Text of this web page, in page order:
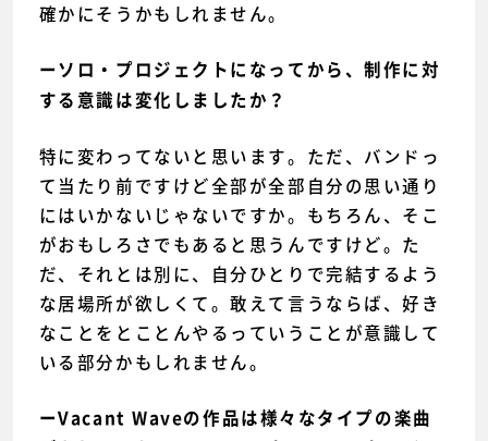
確かにそうかもしれません。
ーソロ・プロジェクトになってから、制作に対
する意識は変化しましたか？
特に変わってないと思います。ただ、バンドっ
て当たり前ですけど全部が全部自分の思い通り
にはいかないじゃないですか。もちろん、そこ
がおもしろさでもあると思うんですけど。た
だ、それとは別に、自分ひとりで完結するよう
な居場所が欲しくて。敢えて言うならば、好き
なことをとことんやるっていうことが意識して
いる部分かもしれません。
ーVacant Waveの作品は様々なタイプの楽曲